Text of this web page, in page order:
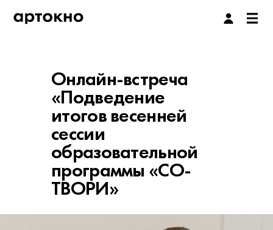
Онлайн-встреча
«Подведение
итогов весенней
сессии
образовательной
программы «СО-
ТВОРИ»